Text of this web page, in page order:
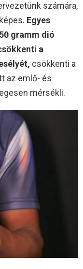
számára,
Egyes
gramm dió
a
csökkenti a
az emlő- és
mérsékli.